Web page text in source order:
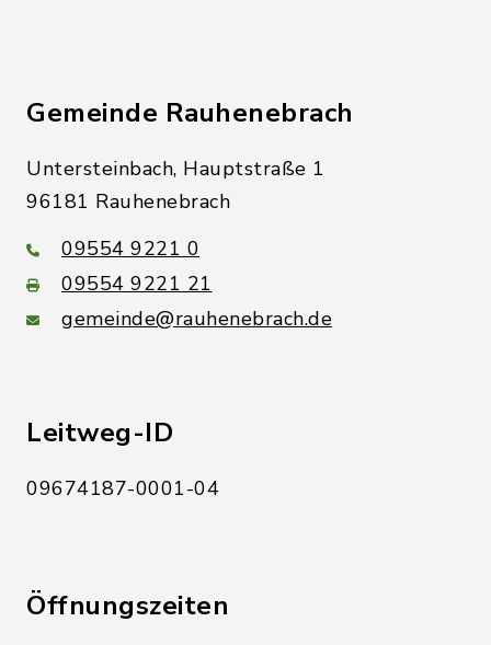
Gemeinde Rauhenebrach
Untersteinbach, Hauptstraße 1
96181 Rauhenebrach
09554 9221 0
09554 9221 21
gemeinde@rauhenebrach.de
Leitweg-ID
09674187-0001-04
Öffnungszeiten